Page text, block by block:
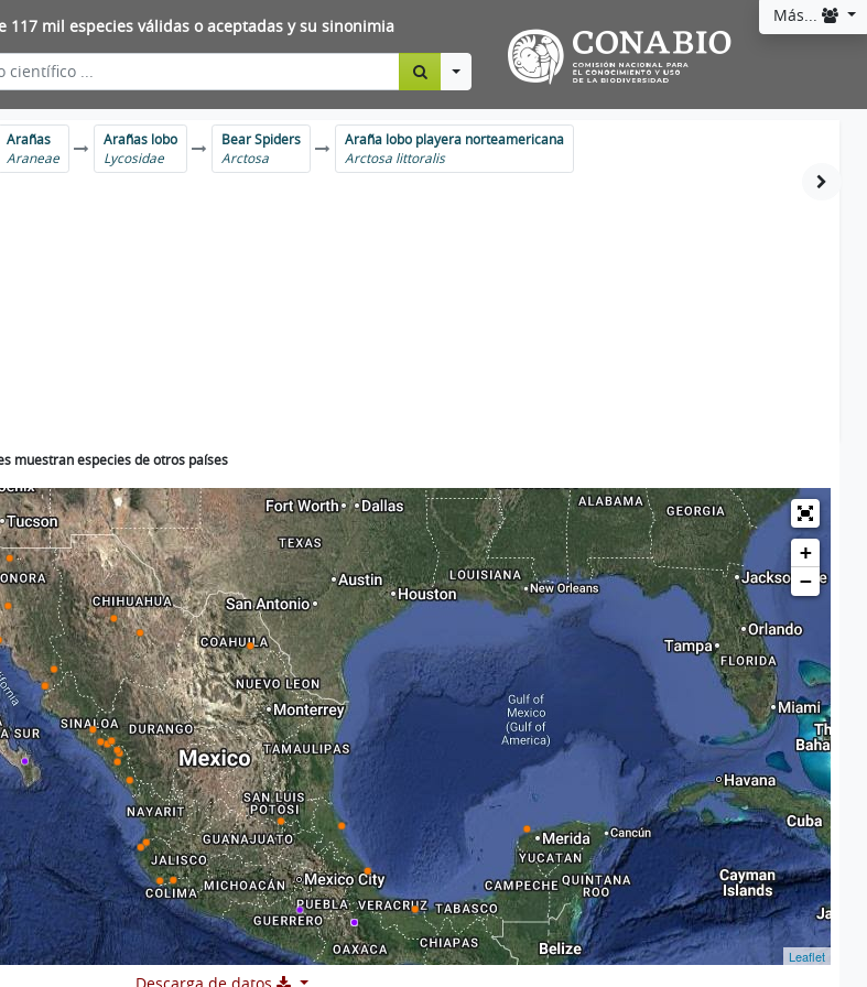
Más...
117 mil especies válidas o aceptadas y su sinonimia
Toggle Dropdown
Arañas
Araneae
Arañas lobo
Lycosidae
Bear Spiders
Arctosa
Araña lobo playera norteamericana
Arctosa littoralis
muestran especies de otros países
+
−
Leaflet